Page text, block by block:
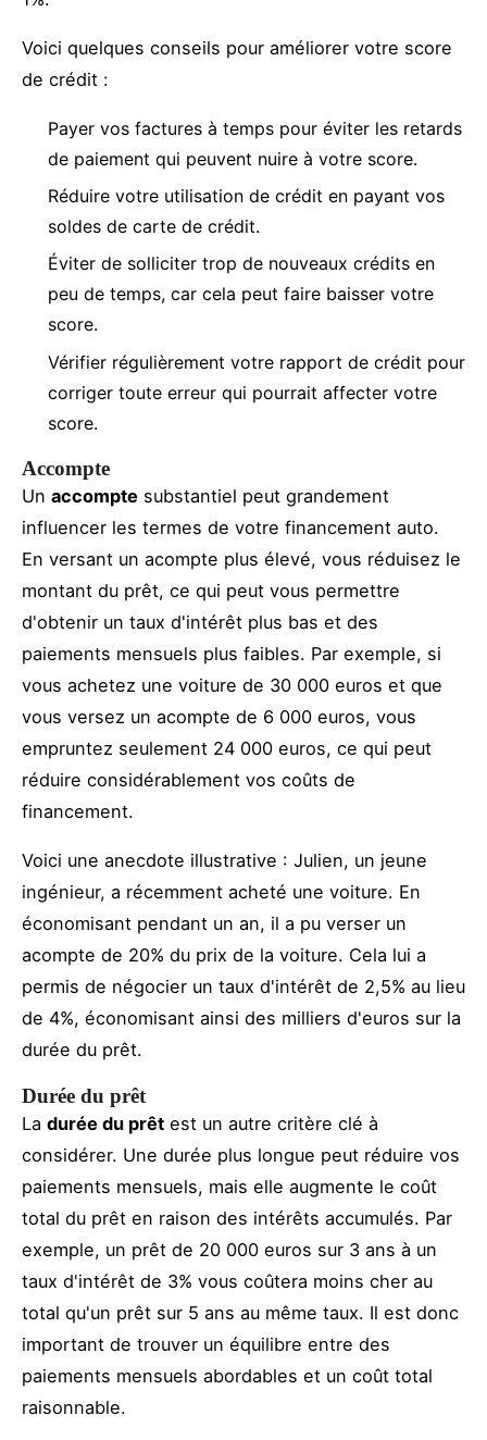
Voici quelques conseils pour améliorer votre score
de crédit :
Payer vos factures à temps pour éviter les retards
de paiement qui peuvent nuire à votre score.
Réduire votre utilisation de crédit en payant vos
soldes de carte de crédit.
Éviter de solliciter trop de nouveaux crédits en
peu de temps, car cela peut faire baisser votre
score.
Vérifier régulièrement votre rapport de crédit pour
corriger toute erreur qui pourrait affecter votre
score.
Accompte
Un accompte substantiel peut grandement
influencer les termes de votre financement auto.
En versant un acompte plus élevé, vous réduisez le
montant du prêt, ce qui peut vous permettre
d'obtenir un taux d'intérêt plus bas et des
paiements mensuels plus faibles. Par exemple, si
vous achetez une voiture de 30 000 euros et que
vous versez un acompte de 6 000 euros, vous
empruntez seulement 24 000 euros, ce qui peut
réduire considérablement vos coûts de
financement.
Voici une anecdote illustrative : Julien, un jeune
ingénieur, a récemment acheté une voiture. En
économisant pendant un an, il a pu verser un
acompte de 20% du prix de la voiture. Cela lui a
permis de négocier un taux d'intérêt de 2,5% au lieu
de 4%, économisant ainsi des milliers d'euros sur la
durée du prêt.
Durée du prêt
La durée du prêt est un autre critère clé à
considérer. Une durée plus longue peut réduire vos
paiements mensuels, mais elle augmente le coût
total du prêt en raison des intérêts accumulés. Par
exemple, un prêt de 20 000 euros sur 3 ans à un
taux d'intérêt de 3% vous coûtera moins cher au
total qu'un prêt sur 5 ans au même taux. Il est donc
important de trouver un équilibre entre des
paiements mensuels abordables et un coût total
raisonnable.